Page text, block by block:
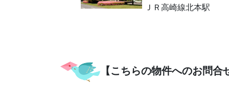
ＪＲ高崎線北本駅
【こちらの物件へのお問合